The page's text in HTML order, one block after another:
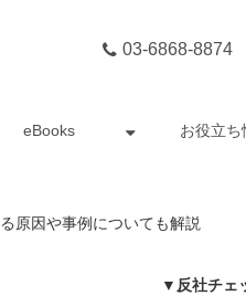
03-6868-8874
eBooks お役立ち
原因や事例についても解説
▼反社チェ